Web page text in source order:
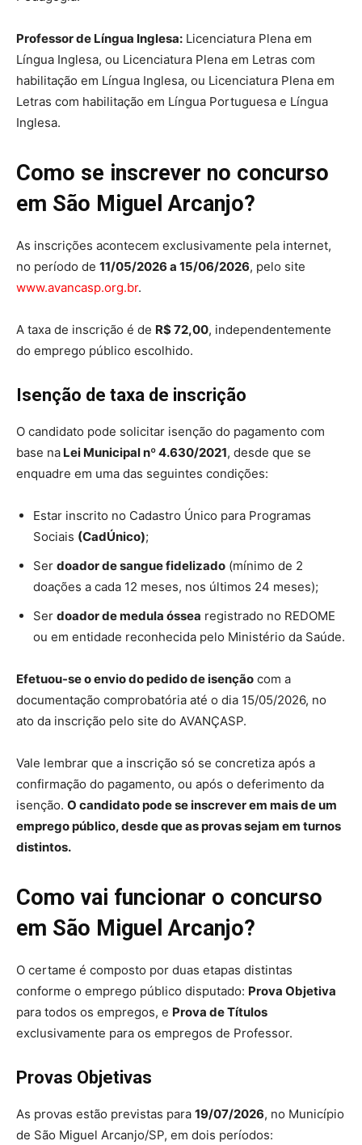
Professor de Língua Inglesa: Licenciatura Plena em
Língua Inglesa, ou Licenciatura Plena em Letras com
habilitação em Língua Inglesa, ou Licenciatura Plena em
Letras com habilitação em Língua Portuguesa e Língua
Inglesa.
Como se inscrever no concurso
em São Miguel Arcanjo?
As inscrições acontecem exclusivamente pela internet,
no período de 11/05/2026 a 15/06/2026, pelo site
www.avancasp.org.br.
A taxa de inscrição é de R$ 72,00, independentemente
do emprego público escolhido.
Isenção de taxa de inscrição
O candidato pode solicitar isenção do pagamento com
base na Lei Municipal nº 4.630/2021, desde que se
enquadre em uma das seguintes condições:
Estar inscrito no Cadastro Único para Programas
Sociais (CadÚnico);
Ser doador de sangue fidelizado (mínimo de 2
doações a cada 12 meses, nos últimos 24 meses);
Ser doador de medula óssea registrado no REDOME
ou em entidade reconhecida pelo Ministério da Saúde.
Efetuou-se o envio do pedido de isenção com a
documentação comprobatória até o dia 15/05/2026, no
ato da inscrição pelo site do AVANÇASP.
Vale lembrar que a inscrição só se concretiza após a
confirmação do pagamento, ou após o deferimento da
isenção. O candidato pode se inscrever em mais de um
emprego público, desde que as provas sejam em turnos
distintos.
Como vai funcionar o concurso
em São Miguel Arcanjo?
O certame é composto por duas etapas distintas
conforme o emprego público disputado: Prova Objetiva
para todos os empregos, e Prova de Títulos
exclusivamente para os empregos de Professor.
Provas Objetivas
As provas estão previstas para 19/07/2026, no Município
de São Miguel Arcanjo/SP, em dois períodos: